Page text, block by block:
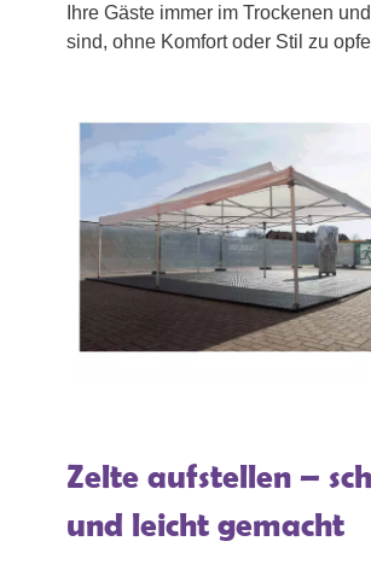
Ihre Gäste immer im Trockenen
sind, ohne Komfort oder Stil zu
Zelte aufstellen –
und leicht gemacht